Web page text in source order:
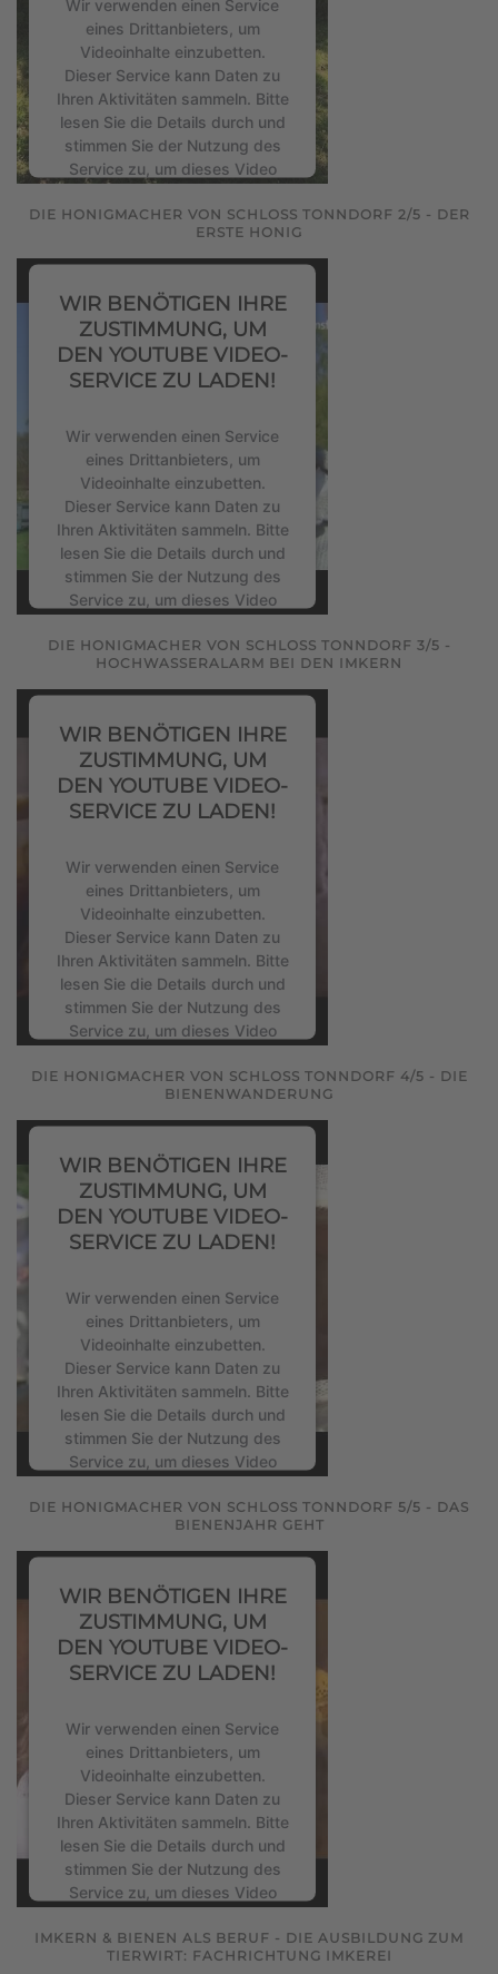
Wir verwenden einen Service
eines Drittanbieters, um
Videoinhalte einzubetten.
Dieser Service kann Daten zu
Ihren Aktivitäten sammeln. Bitte
lesen Sie die Details durch und
stimmen Sie der Nutzung des
Service zu, um dieses Video
Akzeptieren
powered by Usercentrics
Consent Management Platform
& eRecht24
DIE HONIGMACHER VON SCHLOSS TONNDORF 2/5 - DER
ERSTE HONIG
WIR BENÖTIGEN IHRE
ZUSTIMMUNG, UM
DEN YOUTUBE VIDEO-
SERVICE ZU LADEN!
Wir verwenden einen Service
eines Drittanbieters, um
Videoinhalte einzubetten.
Dieser Service kann Daten zu
Ihren Aktivitäten sammeln. Bitte
lesen Sie die Details durch und
stimmen Sie der Nutzung des
Service zu, um dieses Video
Akzeptieren
powered by Usercentrics
Consent Management Platform
& eRecht24
DIE HONIGMACHER VON SCHLOSS TONNDORF 3/5 -
HOCHWASSERALARM BEI DEN IMKERN
WIR BENÖTIGEN IHRE
ZUSTIMMUNG, UM
DEN YOUTUBE VIDEO-
SERVICE ZU LADEN!
Wir verwenden einen Service
eines Drittanbieters, um
Videoinhalte einzubetten.
Dieser Service kann Daten zu
Ihren Aktivitäten sammeln. Bitte
lesen Sie die Details durch und
stimmen Sie der Nutzung des
Service zu, um dieses Video
Akzeptieren
powered by Usercentrics
Consent Management Platform
& eRecht24
DIE HONIGMACHER VON SCHLOSS TONNDORF 4/5 - DIE
BIENENWANDERUNG
WIR BENÖTIGEN IHRE
ZUSTIMMUNG, UM
DEN YOUTUBE VIDEO-
SERVICE ZU LADEN!
Wir verwenden einen Service
eines Drittanbieters, um
Videoinhalte einzubetten.
Dieser Service kann Daten zu
Ihren Aktivitäten sammeln. Bitte
lesen Sie die Details durch und
stimmen Sie der Nutzung des
Service zu, um dieses Video
Akzeptieren
powered by Usercentrics
Consent Management Platform
& eRecht24
DIE HONIGMACHER VON SCHLOSS TONNDORF 5/5 - DAS
BIENENJAHR GEHT
WIR BENÖTIGEN IHRE
ZUSTIMMUNG, UM
DEN YOUTUBE VIDEO-
SERVICE ZU LADEN!
Wir verwenden einen Service
eines Drittanbieters, um
Videoinhalte einzubetten.
Dieser Service kann Daten zu
Ihren Aktivitäten sammeln. Bitte
lesen Sie die Details durch und
stimmen Sie der Nutzung des
Service zu, um dieses Video
IMKERN & BIENEN ALS BERUF - DIE AUSBILDUNG ZUM
TIERWIRT: FACHRICHTUNG IMKEREI